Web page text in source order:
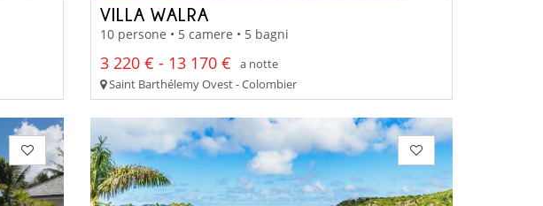
VILLA WALRA
10 persone • 5 camere • 5 bagni
3 220 € - 13 170 €
a notte
Saint Barthélemy Ovest - Colombier